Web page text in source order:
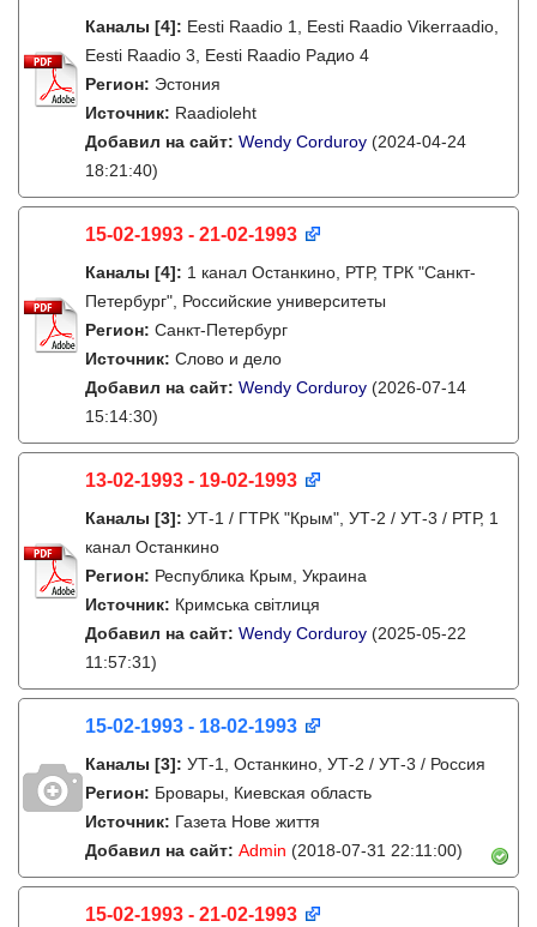
Каналы [4]: Eesti Raadio 1, Eesti Raadio Vikerraadio,
Eesti Raadio 3, Eesti Raadio Радио 4
Регион: Эстония
Источник: Raadioleht
Добавил на сайт: Wendy Corduroy (2024-04-24
18:21:40)
15-02-1993 - 21-02-1993
Каналы [4]: 1 канал Останкино, РТР, ТРК "Санкт-
Петербург", Российские университеты
Регион: Санкт-Петербург
Источник: Слово и дело
Добавил на сайт: Wendy Corduroy (2026-07-14
15:14:30)
13-02-1993 - 19-02-1993
Каналы [3]: УТ-1 / ГТРК "Крым", УТ-2 / УТ-3 / РТР, 1
канал Останкино
Регион: Республика Крым, Украина
Источник: Кримська світлиця
Добавил на сайт: Wendy Corduroy (2025-05-22
11:57:31)
15-02-1993 - 18-02-1993
Каналы [3]: УТ-1, Останкино, УТ-2 / УТ-3 / Россия
Регион: Бровары, Киевская область
Источник: Газета Нове життя
Добавил на сайт: Admin (2018-07-31 22:11:00)
15-02-1993 - 21-02-1993